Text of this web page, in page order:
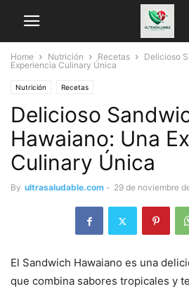
Home Nutrición Recetas
Delicioso
Experiencia Culinary Única
Nutrición Recetas
Delicioso
Hawaiano: Una
Culinary Única
By ultrasaludable.com - 29 de noviembre
El Sandwich Hawaiano es una
que combina sabores tropicales y